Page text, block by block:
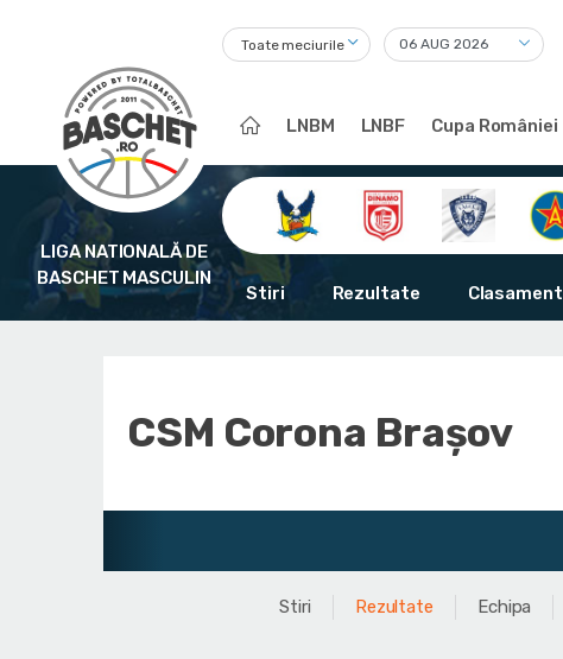
Toate meciurile
LNBM LNBF Cupa României
LIGA NATIONALĂ DE
BASCHET MASCULIN
Stiri Rezultate Clasament
CSM Corona Braşov
Stiri Rezultate Echipa